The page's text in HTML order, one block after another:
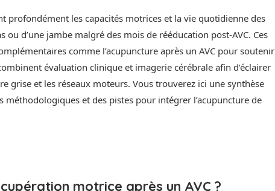
profondément les capacités motrices et la vie quotidienne des
ou d’une jambe malgré des mois de rééducation post-AVC. Ces
comme l’acupuncture après un AVC pour soutenir
évaluation clinique et imagerie cérébrale afin d’éclairer
grise et les réseaux moteurs. Vous trouverez ici une synthèse
et des pistes pour intégrer l’acupuncture de
motrice après un AVC ?